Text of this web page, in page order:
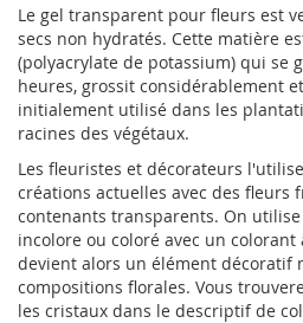
Le gel transparent pour fleurs est
secs non hydratés. Cette matière
(polyacrylate de potassium) qui se
heures, grossit considérablement
initialement utilisé dans les
racines des végétaux.
Les fleuristes et décorateurs
créations actuelles avec des fleurs
contenants transparents. On
incolore ou coloré avec un colorant
devient alors un élément décoratif
compositions florales. Vous
les cristaux dans le descriptif de